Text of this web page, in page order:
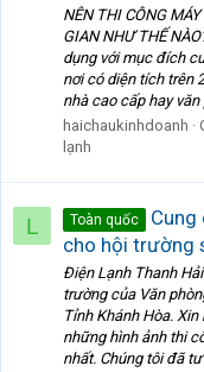
NÊN THI CÔNG
GIAN NHƯ THẾ
dụng với mục đích
nơi có diện tích trên
nhà cao cấp hay
haichaukinhdoanh
lạnh
L Toàn quốc
Cung
cho hội trường
Điện Lạnh Thanh
trường của Văn
Tỉnh Khánh Hòa.
những hình ảnh thi
nhất. Chúng tôi đã